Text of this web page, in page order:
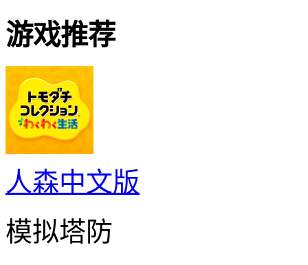
游戏推荐
人森中文版
模拟塔防